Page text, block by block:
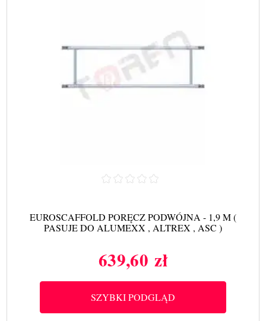
EUROSCAFFOLD PORĘCZ PODWÓJNA - 1,9 M (
PASUJE DO ALUMEXX , ALTREX , ASC )
Cena
639,60 zł
SZYBKI PODGLĄD